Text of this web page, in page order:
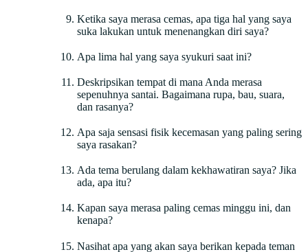
Ketika saya merasa cemas, apa tiga hal yang saya
suka lakukan untuk menenangkan diri saya?
Apa lima hal yang saya syukuri saat ini?
Deskripsikan tempat di mana Anda merasa
sepenuhnya santai. Bagaimana rupa, bau, suara,
dan rasanya?
Apa saja sensasi fisik kecemasan yang paling sering
saya rasakan?
Ada tema berulang dalam kekhawatiran saya? Jika
ada, apa itu?
Kapan saya merasa paling cemas minggu ini, dan
kenapa?
Nasihat apa yang akan saya berikan kepada teman